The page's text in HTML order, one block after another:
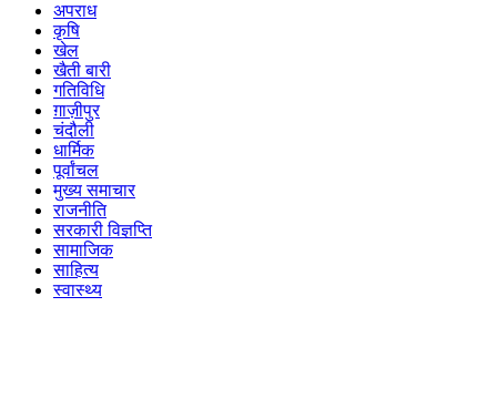
अपराध
कृषि
खेल
खैती बारी
गतिविधि
ग़ाज़ीपुर
चंदौली
धार्मिक
पूर्वांचल
मुख्य समाचार
राजनीति
सरकारी विज्ञप्ति
सामाजिक
साहित्य
स्वास्थ्य